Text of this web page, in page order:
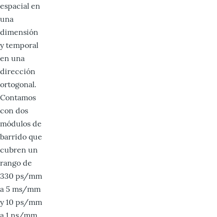
espacial en
una
dimensión
y temporal
en una
dirección
ortogonal.
Contamos
con dos
módulos de
barrido que
cubren un
rango de
330 ps/mm
a 5 ms/mm
y 10 ps/mm